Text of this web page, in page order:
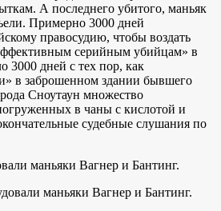
А последнего убитого, маньяк
Примерно 3000 дней
правосудию, чтобы воздать
серийным убийцам» в
3000 дней с тех пор, как
в заброшенном здании бывшего
Сноутаун множество
в чаны с кислотой и
судебные слушания по
маньяки Вагнер и Бантинг.